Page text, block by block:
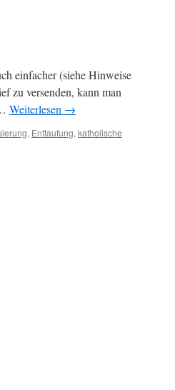
einfacher (siehe Hinweise
zu versenden, kann man
Weiterlesen →
, Enttaufung, katholische